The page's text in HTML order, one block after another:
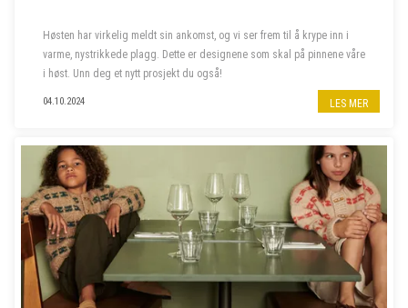
Høsten har virkelig meldt sin ankomst, og vi ser frem til å krype inn i
varme, nystrikkede plagg. Dette er designene som skal på pinnene våre
i høst. Unn deg et nytt prosjekt du også!
04.10.2024 LES MER